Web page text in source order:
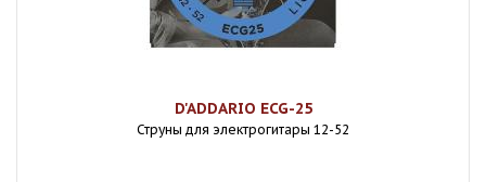
D'ADDARIO ECG-25
Струны для электрогитары 12-52